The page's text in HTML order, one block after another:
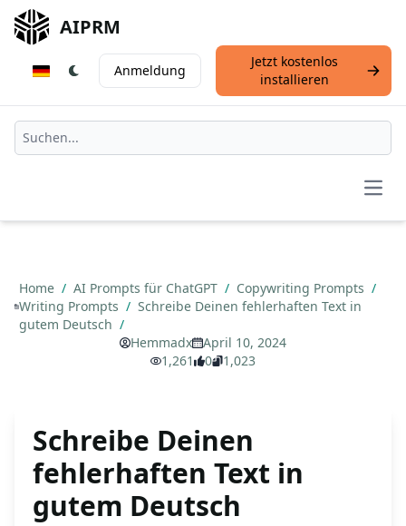
AIPRM
Anmeldung
Jetzt kostenlos
installieren
Home / AI Prompts für ChatGPT / Copywriting Prompts /
Writing Prompts / Schreibe Deinen fehlerhaften Text in
gutem Deutsch /
Hemmadx
April 10, 2024
1,261
0 1,023
Schreibe Deinen
fehlerhaften Text in
gutem Deutsch